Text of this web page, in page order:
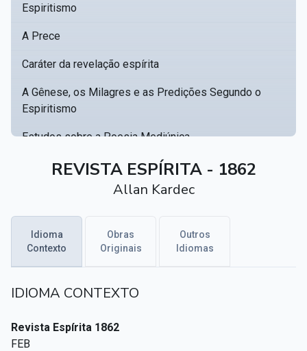
Espiritismo
A Prece
Caráter da revelação espírita
A Gênese, os Milagres e as Predições Segundo o
Espiritismo
Estudos sobre a Poesia Mediúnica
Catálogo racional de obras para se fundar uma
Hippolyte Léon Denizard Rivail
Textos citados em O Livro dos Médiuns
CSI - Imagens e registros históricos do espiritismo
REVISTA ESPÍRITA - 1862
Allan Kardec
Idioma
Contexto
Obras
Originais
Outros
Idiomas
IDIOMA CONTEXTO
Revista Espírita 1862
FEB